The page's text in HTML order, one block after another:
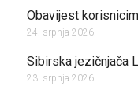
Obavijest
24. srpnja 2026.
Sibirska jezičnjača
23. srpnja 2026.